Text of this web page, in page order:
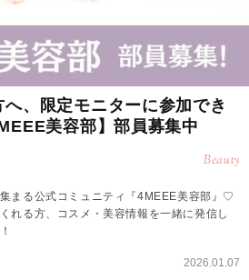
、限定モニターに参加でき
美容部】部員募集中
Beauty
まる公式コミュニティ『4MEEE美容部』♡
れる方、コスメ・美容情報を一緒に発信し
2026.01.07